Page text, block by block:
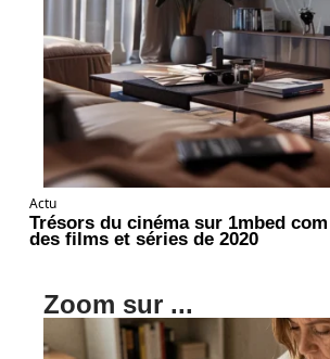
Actu
Trésors du cinéma sur 1mbed
des films et séries de 2020
Zoom sur ...